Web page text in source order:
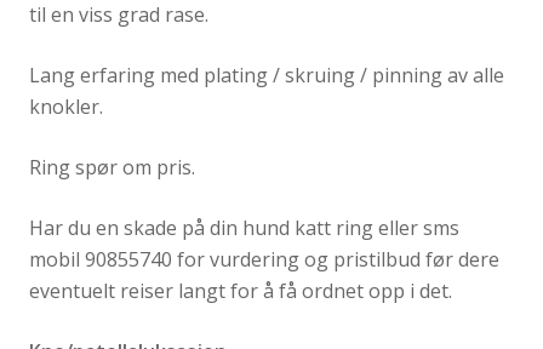
til en viss grad rase.
Lang erfaring med plating / skruing / pinning av alle
knokler.
Ring spør om pris.
Har du en skade på din hund katt ring eller sms
mobil 90855740 for vurdering og pristilbud før dere
eventuelt reiser langt for å få ordnet opp i det.